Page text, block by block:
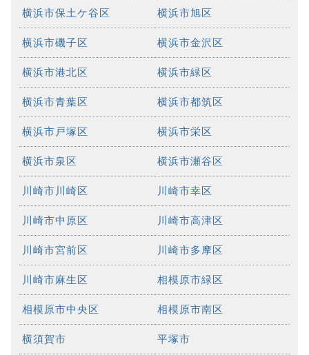
横浜市保土ケ谷区 横浜市旭区
横浜市磯子区 横浜市金沢区
横浜市港北区 横浜市緑区
横浜市青葉区 横浜市都筑区
横浜市戸塚区 横浜市栄区
横浜市泉区 横浜市瀬谷区
川崎市川崎区 川崎市幸区
川崎市中原区 川崎市高津区
川崎市宮前区 川崎市多摩区
川崎市麻生区 相模原市緑区
相模原市中央区 相模原市南区
横須賀市 平塚市